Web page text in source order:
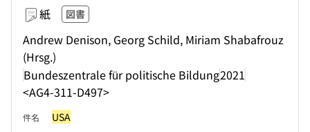
紙 図書
Andrew Denison, Georg Schild, Miriam Shabafrouz
(Hrsg.)
Bundeszentrale für politische Bildung2021
<AG4-311-D497>
件名 USA